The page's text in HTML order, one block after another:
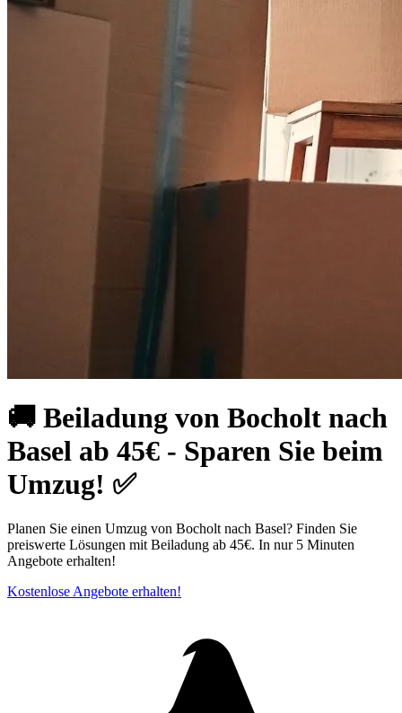
🚚 Beiladung von Bocholt nach
Basel ab 45€ - Sparen Sie beim
Umzug! ✅
Planen Sie einen Umzug von Bocholt nach Basel? Finden Sie
preiswerte Lösungen mit Beiladung ab 45€. In nur 5 Minuten
Angebote erhalten!
Kostenlose Angebote erhalten!